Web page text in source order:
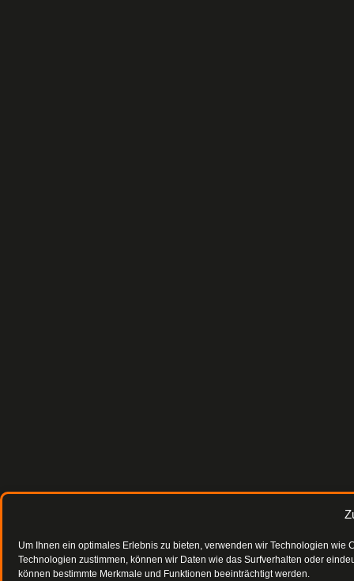
Um Ihnen ein optimales Erlebnis zu bieten, verwenden wir Technologien
Technologien zustimmen, können wir Daten wie das Surfverhalten oder
können bestimmte Merkmale und Funktionen beeinträchtigt werden.